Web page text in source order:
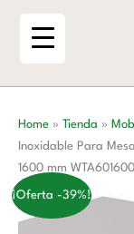
Home » Tienda »
Inoxidable Para
1600 mm
¡Oferta -39%!
Para
Mesa
De
Fondo
600
Con
Longitud
De